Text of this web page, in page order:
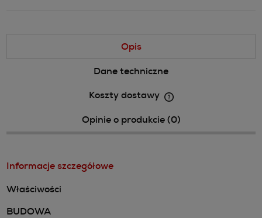
Opis
Dane techniczne
Koszty dostawy
Opinie o produkcie (0)
Informacje szczegółowe
Właściwości
BUDOWA